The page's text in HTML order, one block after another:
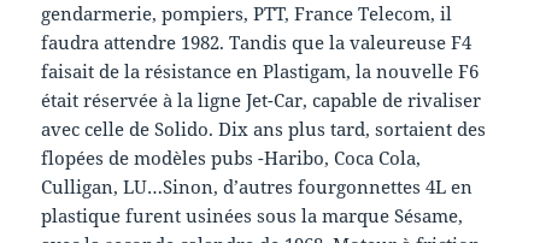
gendarmerie, pompiers, PTT, France Telecom, il
faudra attendre 1982. Tandis que la valeureuse F4
faisait de la résistance en Plastigam, la nouvelle F6
était réservée à la ligne Jet-Car, capable de rivaliser
avec celle de Solido. Dix ans plus tard, sortaient des
flopées de modèles pubs -Haribo, Coca Cola,
Culligan, LU…Sinon, d’autres fourgonnettes 4L en
plastique furent usinées sous la marque Sésame,